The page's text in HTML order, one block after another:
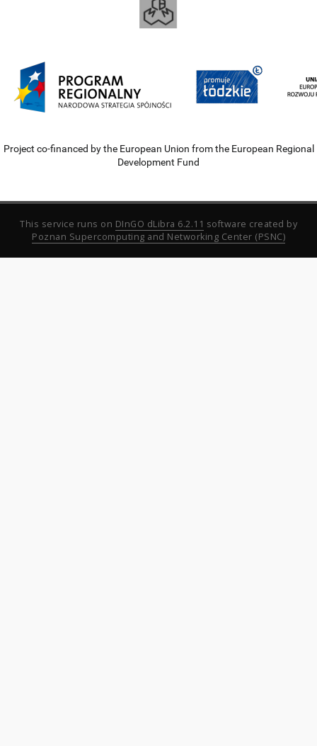
Project co-financed by the European Union from the European Regional
Development Fund
This service runs on DInGO dLibra 6.2.11 software created by
Poznan Supercomputing and Networking Center (PSNC)